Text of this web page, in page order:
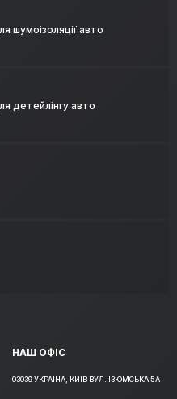
шумоізоляції авто
детейлінгу авто
НАШ ОФІС
03039 УКРАЇНА, КИЇВ ВУЛ. ІЗЮМСЬКА 5А